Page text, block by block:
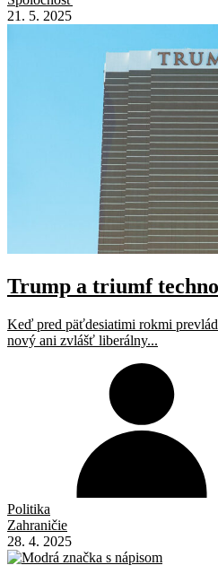
21. 5. 2025
Trump a triumf
Keď pred päťdesiatimi rokmi
nový ani zvlášť liberálny...
Politika
Zahraničie
28. 4. 2025